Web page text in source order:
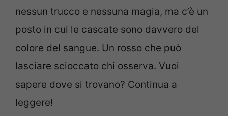
nessun trucco e nessuna magia, ma c’è un
posto in cui le cascate sono davvero del
colore del sangue. Un rosso che può
lasciare scioccato chi osserva. Vuoi
sapere dove si trovano? Continua a
leggere!